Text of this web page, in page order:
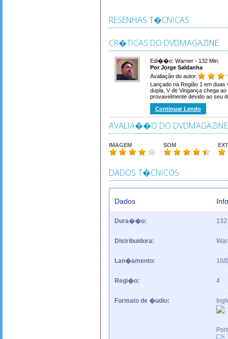
RESENHAS T�CNICAS
CR�TICAS DO DVDMAGAZINE
Edi��o: Warner - 132 Min.
Por Jorge Saldanha
Avaliação do autor:
Lançado na Região 1 em
dupla, V de Vingança chega
provavelmente devido ao seu
Continuar Lendo
AVALIA��O DO DVDMAGAZINE
IMAGEM SOM
DADOS T�CNICOS
Dados
Dura��o: 132
Distribuidora:
Lan�amento: 10/
Regi�o: 4
Formato de �udio: